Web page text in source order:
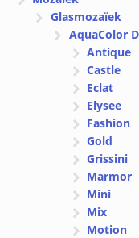
Glasmozaïek
AquaColor
Antique
Castle
Eclat
Elysee
Fashion
Gold
Grissini
Marmor
Mini
Mix
Motion